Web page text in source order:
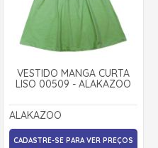
VESTIDO MANGA CURTA
LISO 00509 - ALAKAZOO
ALAKAZOO
CADASTRE-SE PARA VER PREÇOS